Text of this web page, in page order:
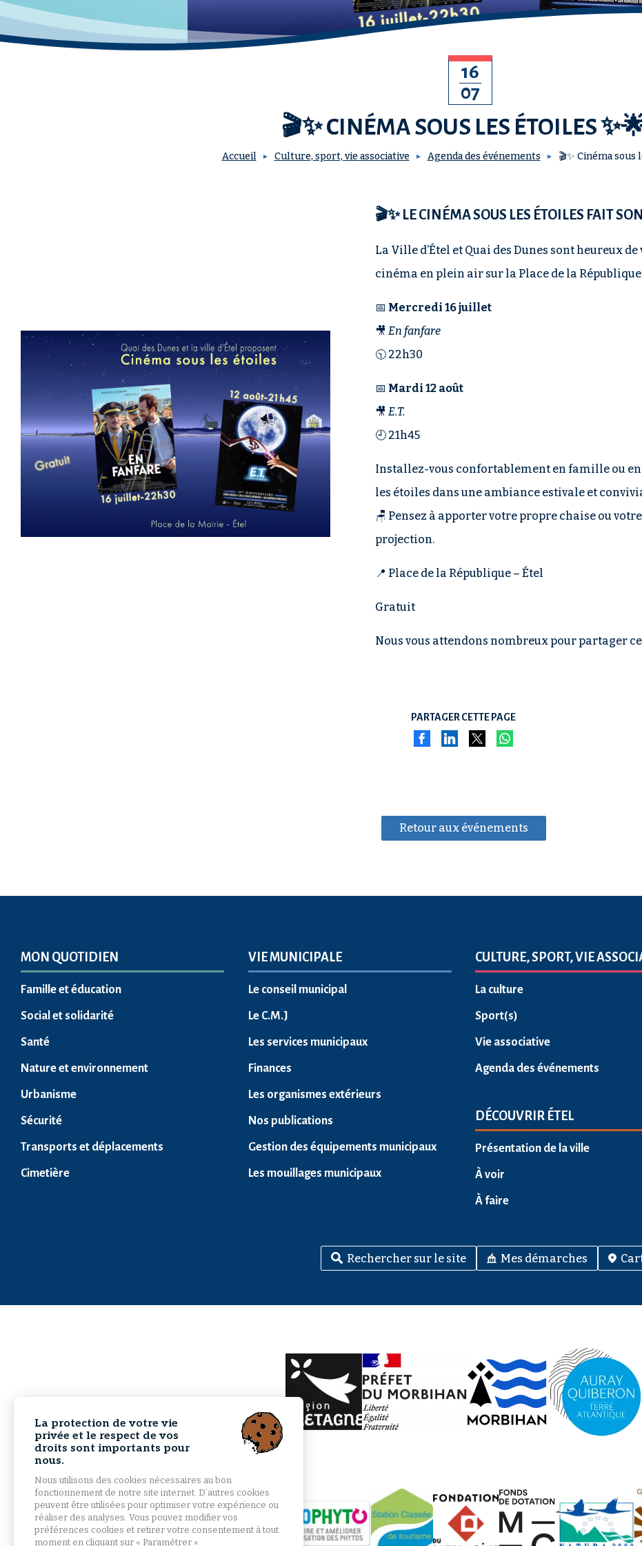
16
07
🎬✨ CINÉMA SOUS LES ÉTOILES
Accueil Culture, sport, vie associative Agenda des événements 🎬✨ Cinéma sous
🎬✨ LE CINÉMA SOUS LES ÉTOILES FAIT
La Ville d’Étel et Quai des Dunes sont heureux
cinéma en plein air sur la Place de la
📅 Mercredi 16 juillet
🎥 En fanfare
🕥 22h30
📅 Mardi 12 août
🎥 E.T.
🕘 21h45
Installez-vous confortablement en famille ou
les étoiles dans une ambiance estivale et
🪑 Pensez à apporter votre propre chaise ou
projection.
📍 Place de la République – Étel
Gratuit
Nous vous attendons nombreux pour partager
PARTAGER CETTE PAGE
Retour aux événements
MON QUOTIDIEN
Famille et éducation
Social et solidarité
Santé
Nature et environnement
Urbanisme
Sécurité
Transports et déplacements
Cimetière
VIE MUNICIPALE
Le conseil municipal
Le C.M.J
Les services municipaux
Finances
Les organismes extérieurs
Nos publications
Gestion des équipements municipaux
Les mouillages municipaux
CULTURE, SPORT, VIE
La culture
Sport(s)
Vie associative
Agenda des événements
DÉCOUVRIR ÉTEL
Présentation de la ville
À voir
À faire
Rechercher sur le site Mes démarches
La protection de votre vie
privée et le respect de vos
droits sont importants pour
nous.
Nous utilisons des cookies nécessaires au bon
fonctionnement de notre site internet. D’autres cookies
peuvent être utilisées pour optimiser votre expérience ou
réaliser des analyses. Vous pouvez modifier vos
préférences cookies et retirer votre consentement à tout
moment en cliquant sur « Paramétrer ».